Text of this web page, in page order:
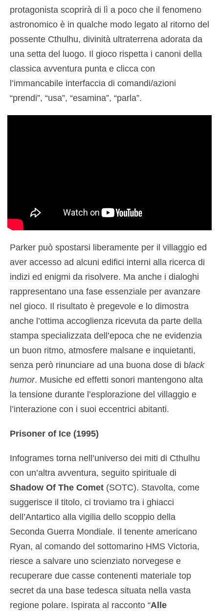
protagonista scoprirà di lì a poco che il fenomeno
astronomico è in qualche modo legato al ritorno del
possente Cthulhu, divinità ultraterrena adorata da
una setta del luogo. Il gioco rispetta i canoni della
classica avventura punta e clicca con
l’immancabile interfaccia di comandi/azioni
“prendi”, “usa”, “esamina”, “parla”.
Parker può spostarsi liberamente per il villaggio ed
aver accesso ad alcuni edifici interni alla ricerca di
indizi ed enigmi da risolvere. Ma anche i dialoghi
rappresentano una fase essenziale per avanzare
nel gioco. Il risultato è pregevole e lo dimostra
anche l’ottima accoglienza ricevuta da parte della
stampa specializzata dell’epoca che ne evidenzia
un buon ritmo, atmosfere malsane e inquietanti,
senza però rinunciare ad una buona dose di black
humor. Musiche ed effetti sonori mantengono alta
la tensione durante l’esplorazione del villaggio e
l’interazione con i suoi eccentrici abitanti.
Prisoner of Ice (1995)
Infogrames torna nell’universo dei miti di Cthulhu
con un’altra avventura, seguito spirituale di
Shadow Of The Comet (SOTC). Stavolta, come
suggerisce il titolo, ci troviamo tra i ghiacci
dell’Antartico alla vigilia dello scoppio della
Seconda Guerra Mondiale. Il tenente americano
Ryan, al comando del sottomarino HMS Victoria,
riesce a salvare uno scienziato norvegese e
recuperare due casse contenenti materiale top
secret da una base tedesca situata nella vasta
regione polare. Ispirata al racconto “Alle